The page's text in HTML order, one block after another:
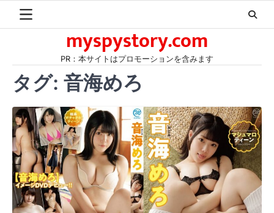
myspystory.com
PR：本サイトはプロモーションを含みます
タグ: 音海めろ